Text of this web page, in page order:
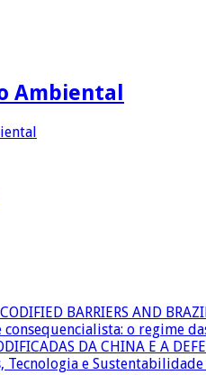
Ambiental
BARRIERS AND
o regime
DA CHINA E A
e Sustentabilidade